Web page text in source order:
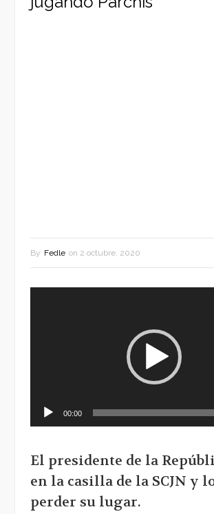
By Fedle on 2 octubre, 2020
00:00
El presidente de la
en la casilla de la SCJN y
perder su lugar.